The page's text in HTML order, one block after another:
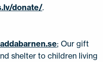
donate/.
; Our gift
shelter to children living